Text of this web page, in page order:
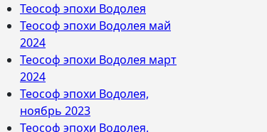
Теософ эпохи Водолея
Теософ эпохи Водолея май
2024
Теософ эпохи Водолея март
2024
Теософ эпохи Водолея,
ноябрь 2023
Теософ эпохи Водолея,